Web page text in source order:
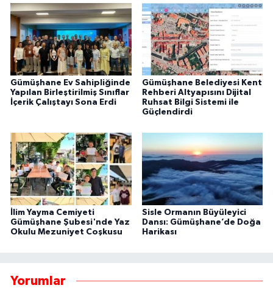
Gümüşhane Ev Sahipliğinde
Yapılan Birleştirilmiş Sınıflar
İçerik Çalıştayı Sona Erdi
Gümüşhane Belediyesi Kent
Rehberi Altyapısını Dijital
Ruhsat Bilgi Sistemi ile
Güçlendirdi
İlim Yayma Cemiyeti
Gümüşhane Şubesi'nde Yaz
Okulu Mezuniyet Coşkusu
Sisle Ormanın Büyüleyici
Dansı: Gümüşhane’de Doğa
Harikası
Yorumlar